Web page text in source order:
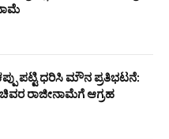
ಪಟ್ಟಿ ಧರಿಸಿ ಮೌನ ಪ್ರತಿಭಟನೆ:
ರಾಜೀನಾಮೆಗೆ ಆಗ್ರಹ